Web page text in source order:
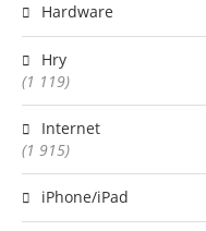
Hardware
Hry
(1 119)
Internet
(1 915)
iPhone/iPad